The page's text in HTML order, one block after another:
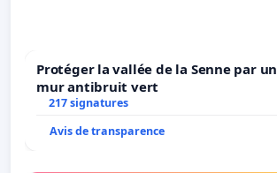
Protéger la vallée de la Senne par un
mur antibruit vert
217 signatures
Avis de transparence